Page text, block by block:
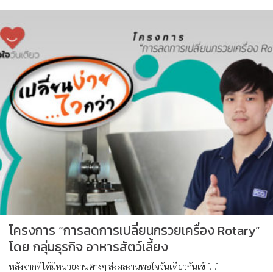
โครงการ “การลดการเปลี่ยนกรวยเครื่อง Rotary”
โดย กลุ่มธุรกิจ อาหารสัตว์เลี้ยง
หลังจากที่ได้มีหน่วยงานต่างๆ ส่งผลงานพอใจวันเดียวกันเข้ […]